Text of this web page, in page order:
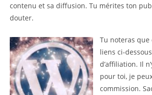
contenu et sa diffusion. Tu mérites ton
douter.
Tu noteras que
liens ci-
d’affiliation. Il
pour toi, je
commission.